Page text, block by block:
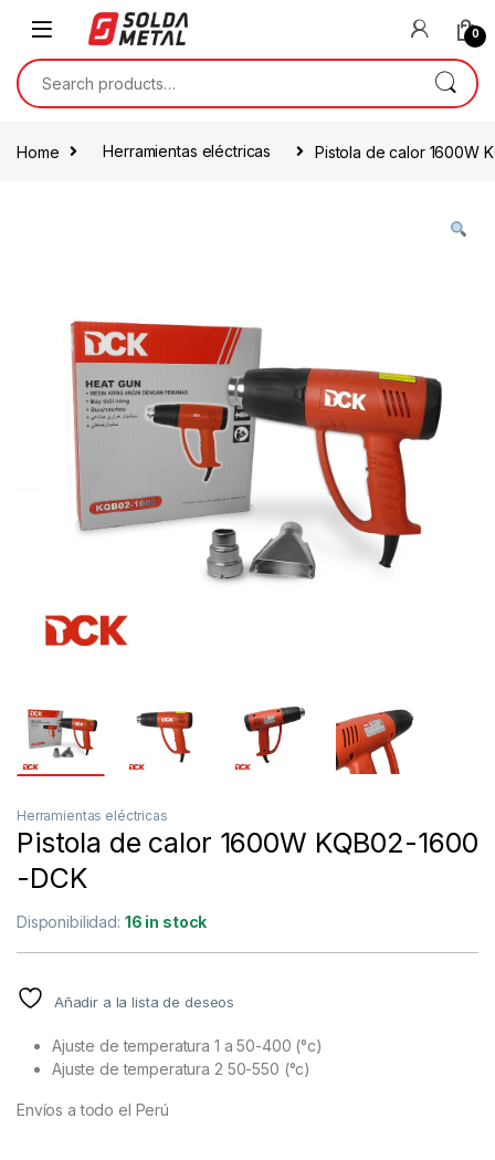
0
Home Herramientas eléctricas Pistola de calor 1600W
Herramientas eléctricas
Pistola de calor 1600W KQB02-1600
-DCK
Disponibilidad: 16 in stock
Añadir a la lista de deseos
Ajuste de temperatura 1 a 50-400 (°c)
Ajuste de temperatura 2 50-550 (°c)
Envíos a todo el Perú